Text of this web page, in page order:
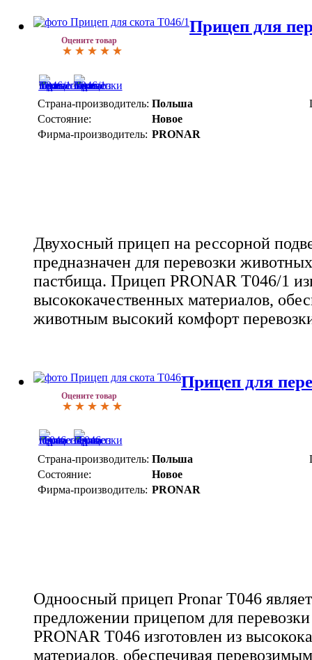
Оцените товар
Прицеп для
Страна-производитель: Польша
Состояние:
Новое
Фирма-производитель: PRONAR
Двухосный прицеп на рессорной
предназначен для перевозки
пастбища. Прицеп PRONAR T046/1
высококачественных материалов,
животным высокий комфорт
Оцените товар
Прицеп для
Страна-производитель: Польша
Состояние:
Новое
Фирма-производитель: PRONAR
Одноосный прицеп Pronar T046
предложении прицепом для
PRONAR T046 изготовлен из
материалов, обеспечивая